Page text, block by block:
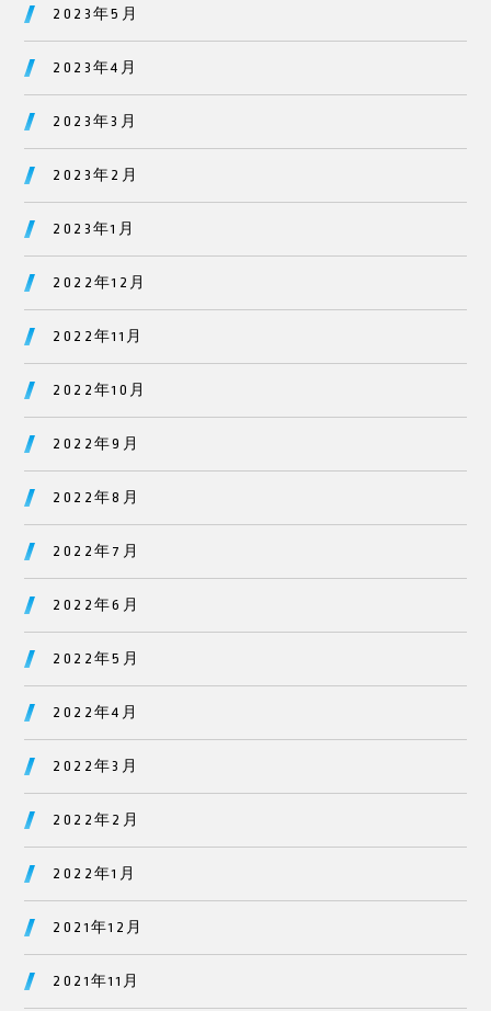
2023年5月
2023年4月
2023年3月
2023年2月
2023年1月
2022年12月
2022年11月
2022年10月
2022年9月
2022年8月
2022年7月
2022年6月
2022年5月
2022年4月
2022年3月
2022年2月
2022年1月
2021年12月
2021年11月